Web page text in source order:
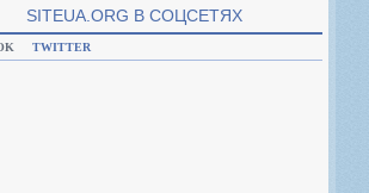
SITEUA.ORG В CОЦСЕТЯХ
TWITTER